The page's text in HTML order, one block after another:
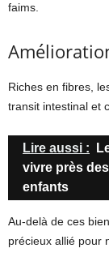
faims.
Riches en fibres,
transit intestinal et
Lire aussi :
vivre près
enfants
Au-delà de ces
précieux allié pour